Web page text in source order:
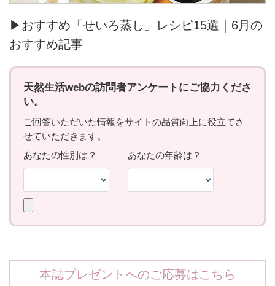
▶おすすめ「せいろ蒸し」レシピ15選｜6月の
おすすめ記事
本誌プレゼントへのご応募はこちら